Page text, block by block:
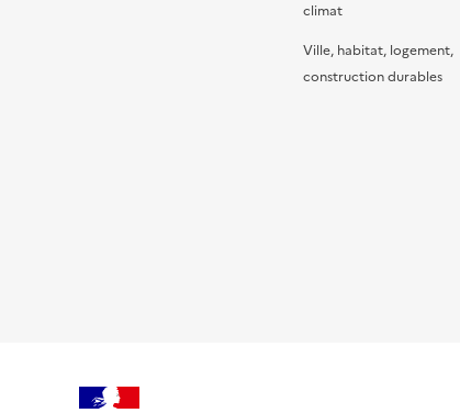
climat
Ville, habitat, logement,
construction durables